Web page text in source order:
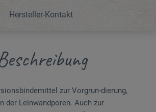
Hersteller-Kontakt
zur Vorgrun-dierung,
der Leinwandporen. Auch zur